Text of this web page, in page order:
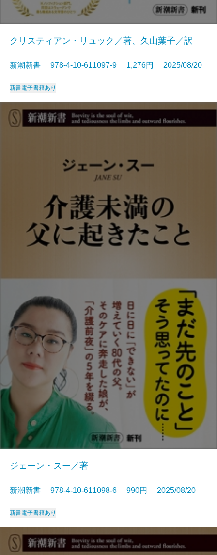
クリスティアン・リュック／著、久山葉子／訳
新潮新書 978-4-10-611097-9 1,276円 2025/08/20
新書電子書籍あり
ジェーン・スー／著
新潮新書 978-4-10-611098-6 990円 2025/08/20
新書電子書籍あり